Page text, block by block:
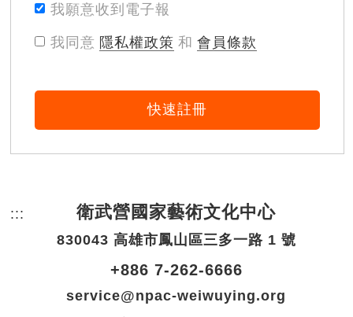
我願意收到電子報
我同意 隱私權政策 和 會員條款
快速註冊
::: 頁尾網站資訊。
衛武營國家藝術文化中心
830043 高雄市鳳山區三多一路 1 號
+886 7-262-6666
service@npac-weiwuying.org